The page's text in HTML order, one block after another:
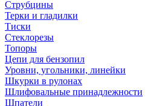
Струбцины
Терки и гладилки
Тиски
Стеклорезы
Топоры
Цепи для бензопил
Уровни, угольники, линейки
Шкурки в рулонах
Шлифовальные принадлежности
Шпатели